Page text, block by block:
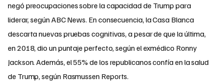
negó preocupaciones sobre la capacidad de Trump para
liderar, según ABC News. En consecuencia, la Casa Blanca
descarta nuevas pruebas cognitivas, a pesar de que la última,
en 2018, dio un puntaje perfecto, según el exmédico Ronny
Jackson. Además, el 55% de los republicanos confía en la salud
de Trump, según Rasmussen Reports.